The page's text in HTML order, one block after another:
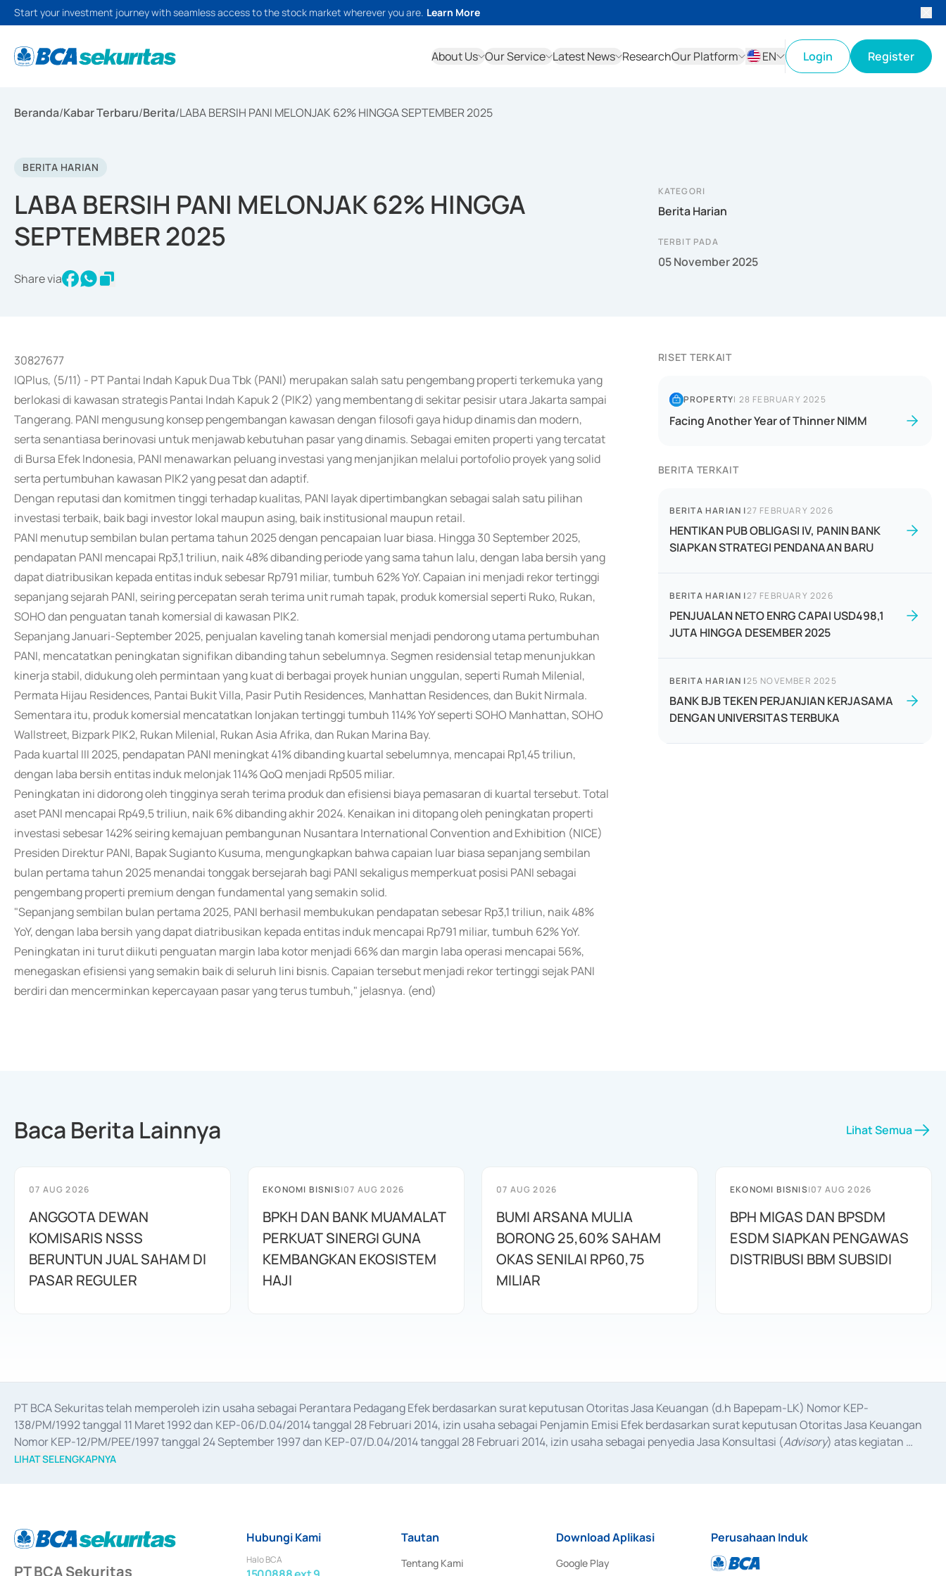
Start your investment journey with seamless access to the stock market wherever you are. Learn More
About Us Our Service Latest News ResearchOur Platform
EN
Login Register
Beranda/Kabar Terbaru/Berita/LABA BERSIH PANI MELONJAK 62% HINGGA SEPTEMBER 2025
BERITA HARIAN
LABA BERSIH PANI MELONJAK 62% HINGGA
SEPTEMBER 2025
Share via
KATEGORI
Berita Harian
TERBIT PADA
05 November 2025
30827677
IQPlus, (5/11) - PT Pantai Indah Kapuk Dua Tbk (PANI) merupakan salah satu pengembang properti terkemuka yang
berlokasi di kawasan strategis Pantai Indah Kapuk 2 (PIK2) yang membentang di sekitar pesisir utara Jakarta sampai
Tangerang. PANI mengusung konsep pengembangan kawasan dengan filosofi gaya hidup dinamis dan modern,
serta senantiasa berinovasi untuk menjawab kebutuhan pasar yang dinamis. Sebagai emiten properti yang tercatat
di Bursa Efek Indonesia, PANI menawarkan peluang investasi yang menjanjikan melalui portofolio proyek yang solid
serta pertumbuhan kawasan PIK2 yang pesat dan adaptif.
Dengan reputasi dan komitmen tinggi terhadap kualitas, PANI layak dipertimbangkan sebagai salah satu pilihan
investasi terbaik, baik bagi investor lokal maupun asing, baik institusional maupun retail.
PANI menutup sembilan bulan pertama tahun 2025 dengan pencapaian luar biasa. Hingga 30 September 2025,
pendapatan PANI mencapai Rp3,1 triliun, naik 48% dibanding periode yang sama tahun lalu, dengan laba bersih yang
dapat diatribusikan kepada entitas induk sebesar Rp791 miliar, tumbuh 62% YoY. Capaian ini menjadi rekor tertinggi
sepanjang sejarah PANI, seiring percepatan serah terima unit rumah tapak, produk komersial seperti Ruko, Rukan,
SOHO dan penguatan tanah komersial di kawasan PIK2.
Sepanjang Januari-September 2025, penjualan kaveling tanah komersial menjadi pendorong utama pertumbuhan
PANI, mencatatkan peningkatan signifikan dibanding tahun sebelumnya. Segmen residensial tetap menunjukkan
kinerja stabil, didukung oleh permintaan yang kuat di berbagai proyek hunian unggulan, seperti Rumah Milenial,
Permata Hijau Residences, Pantai Bukit Villa, Pasir Putih Residences, Manhattan Residences, dan Bukit Nirmala.
Sementara itu, produk komersial mencatatkan lonjakan tertinggi tumbuh 114% YoY seperti SOHO Manhattan, SOHO
Wallstreet, Bizpark PIK2, Rukan Milenial, Rukan Asia Afrika, dan Rukan Marina Bay.
Pada kuartal III 2025, pendapatan PANI meningkat 41% dibanding kuartal sebelumnya, mencapai Rp1,45 triliun,
dengan laba bersih entitas induk melonjak 114% QoQ menjadi Rp505 miliar.
Peningkatan ini didorong oleh tingginya serah terima produk dan efisiensi biaya pemasaran di kuartal tersebut. Total
aset PANI mencapai Rp49,5 triliun, naik 6% dibanding akhir 2024. Kenaikan ini ditopang oleh peningkatan properti
investasi sebesar 142% seiring kemajuan pembangunan Nusantara International Convention and Exhibition (NICE)
Presiden Direktur PANI, Bapak Sugianto Kusuma, mengungkapkan bahwa capaian luar biasa sepanjang sembilan
bulan pertama tahun 2025 menandai tonggak bersejarah bagi PANI sekaligus memperkuat posisi PANI sebagai
pengembang properti premium dengan fundamental yang semakin solid.
"Sepanjang sembilan bulan pertama 2025, PANI berhasil membukukan pendapatan sebesar Rp3,1 triliun, naik 48%
YoY, dengan laba bersih yang dapat diatribusikan kepada entitas induk mencapai Rp791 miliar, tumbuh 62% YoY.
Peningkatan ini turut diikuti penguatan margin laba kotor menjadi 66% dan margin laba operasi mencapai 56%,
menegaskan efisiensi yang semakin baik di seluruh lini bisnis. Capaian tersebut menjadi rekor tertinggi sejak PANI
berdiri dan mencerminkan kepercayaan pasar yang terus tumbuh," jelasnya. (end)
RISET TERKAIT
PROPERTY| 28 FEBRUARY 2025
Facing Another Year of Thinner NIMM
BERITA TERKAIT
BERITA HARIAN |27 FEBRUARY 2026
HENTIKAN PUB OBLIGASI IV, PANIN BANK
SIAPKAN STRATEGI PENDANAAN BARU
BERITA HARIAN |27 FEBRUARY 2026
PENJUALAN NETO ENRG CAPAI USD498,1
JUTA HINGGA DESEMBER 2025
BERITA HARIAN |25 NOVEMBER 2025
BANK BJB TEKEN PERJANJIAN KERJASAMA
DENGAN UNIVERSITAS TERBUKA
Baca Berita Lainnya Lihat Semua
07 AUG 2026
ANGGOTA DEWAN
KOMISARIS NSSS
BERUNTUN JUAL SAHAM DI
PASAR REGULER
EKONOMI BISNIS|07 AUG 2026
BPKH DAN BANK MUAMALAT
PERKUAT SINERGI GUNA
KEMBANGKAN EKOSISTEM
HAJI
07 AUG 2026
BUMI ARSANA MULIA
BORONG 25,60% SAHAM
OKAS SENILAI RP60,75
MILIAR
EKONOMI BISNIS|07 AUG 2026
BPH MIGAS DAN BPSDM
ESDM SIAPKAN PENGAWAS
DISTRIBUSI BBM SUBSIDI
PT BCA Sekuritas telah memperoleh izin usaha sebagai Perantara Pedagang Efek berdasarkan surat keputusan Otoritas Jasa Keuangan (d.h Bapepam-LK) Nomor KEP-
138/PM/1992 tanggal 11 Maret 1992 dan KEP-06/D.04/2014 tanggal 28 Februari 2014, izin usaha sebagai Penjamin Emisi Efek berdasarkan surat keputusan Otoritas Jasa Keuangan
Nomor KEP-12/PM/PEE/1997 tanggal 24 September 1997 dan KEP-07/D.04/2014 tanggal 28 Februari 2014, izin usaha sebagai penyedia Jasa Konsultasi (Advisory) atas kegiatan
merger, akuisisi, divestasi, dan
LIHAT SELENGKAPNYA
PT BCA Sekuritas
Hubungi Kami
Halo BCA
Tautan
Tentang Kami
Download Aplikasi
Google Play
Perusahaan Induk